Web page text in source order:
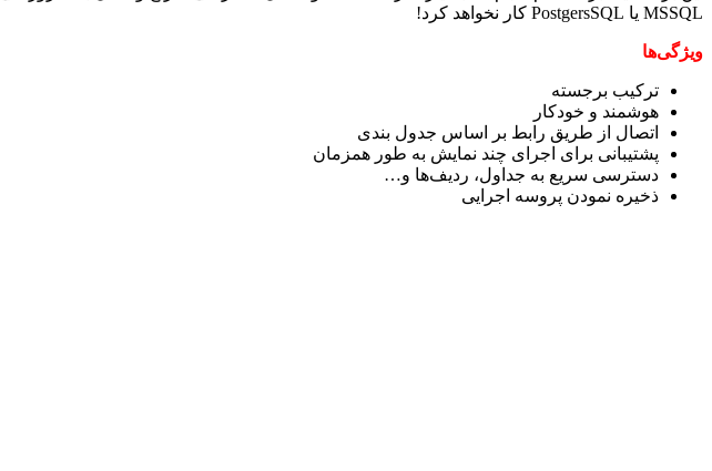
MSSQL یا PostgersSQL کار نخواهد کرد!
ویژگی‌ها
ترکیب برجسته
هوشمند و خودکار
اتصال از طریق رابط بر اساس جدول بندی
پشتیبانی برای اجرای چند نمایش به طور همزمان
دسترسی سریع به جداول، ردیف‌ها و…
ذخیره نمودن پروسه اجرایی